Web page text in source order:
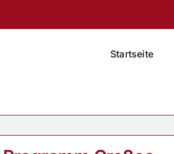
Startseite